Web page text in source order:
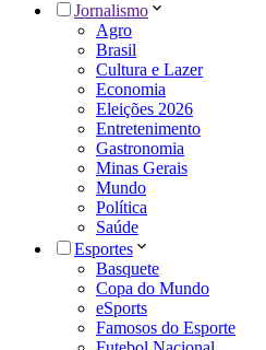
Jornalismo
Agro
Brasil
Cultura e Lazer
Economia
Eleições 2026
Entretenimento
Gastronomia
Minas Gerais
Mundo
Política
Saúde
Esportes
Basquete
Copa do Mundo
eSports
Famosos do Esporte